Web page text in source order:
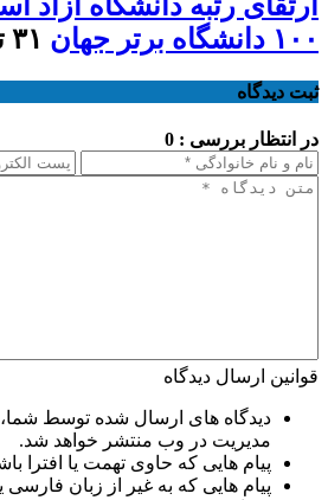
۱۰۰ دانشگاه برتر جهان
۳۱ تیر ۱۴۰۵ - ۱۰:۵۱
ثبت دیدگاه
در انتظار بررسی : 0
قوانین ارسال دیدگاه
دیدگاه های ارسال شده توسط شما،
مدیریت در وب منتشر خواهد شد.
پیام هایی که حاوی تهمت یا افترا
پیام هایی که به غیر از زبان فارسی